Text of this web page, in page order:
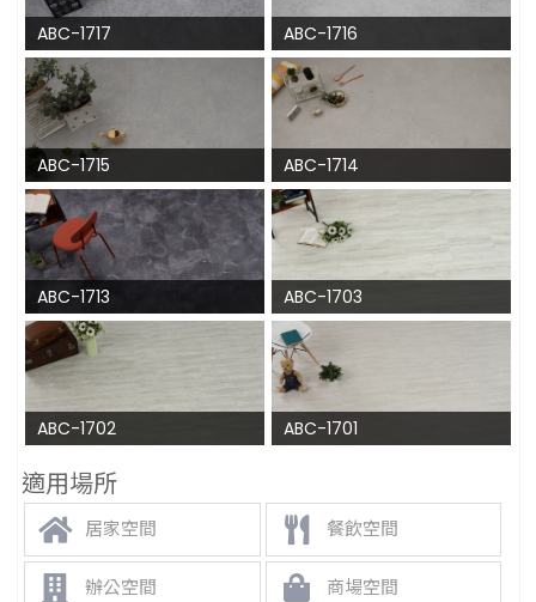
ABC-1717 ABC-1716
ABC-1715 ABC-1714
ABC-1713 ABC-1703
ABC-1702 ABC-1701
適用場所
居家空間 餐飲空間
辦公空間 商場空間